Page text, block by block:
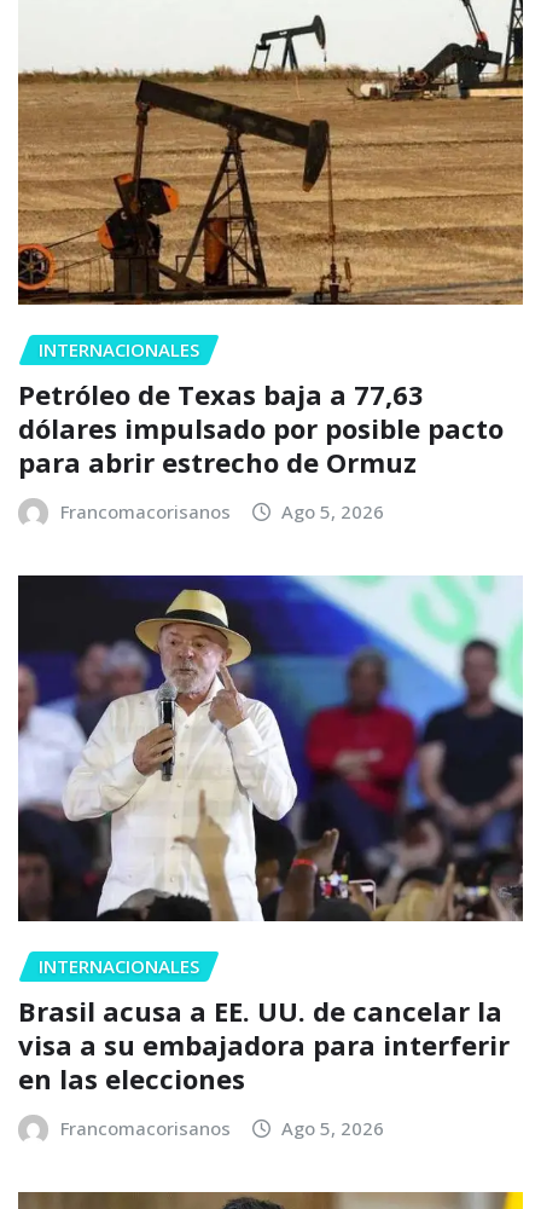
INTERNACIONALES
Petróleo de Texas baja a 77,63
dólares impulsado por posible pacto
para abrir estrecho de Ormuz
Francomacorisanos Ago 5, 2026
INTERNACIONALES
Brasil acusa a EE. UU. de cancelar la
visa a su embajadora para interferir
en las elecciones
Francomacorisanos Ago 5, 2026